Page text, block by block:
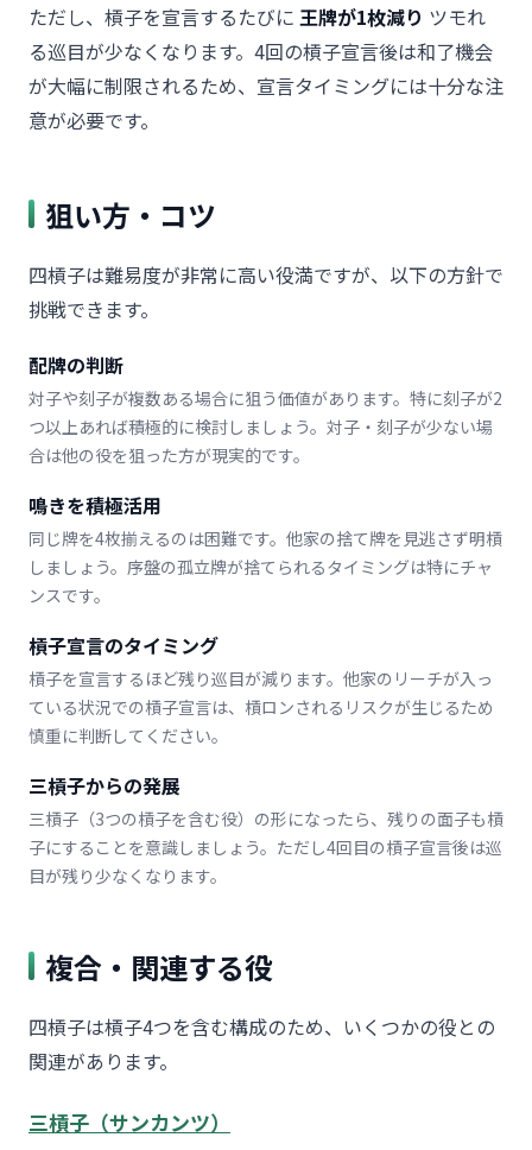
ただし、槓子を宣言するたびに 王牌が1枚減り ツモれ
る巡目が少なくなります。4回の槓子宣言後は和了機会
が大幅に制限されるため、宣言タイミングには十分な注
意が必要です。
狙い方・コツ
四槓子は難易度が非常に高い役満ですが、以下の方針で
挑戦できます。
配牌の判断
対子や刻子が複数ある場合に狙う価値があります。特に刻子が2
つ以上あれば積極的に検討しましょう。対子・刻子が少ない場
合は他の役を狙った方が現実的です。
鳴きを積極活用
同じ牌を4枚揃えるのは困難です。他家の捨て牌を見逃さず明槓
しましょう。序盤の孤立牌が捨てられるタイミングは特にチャ
ンスです。
槓子宣言のタイミング
槓子を宣言するほど残り巡目が減ります。他家のリーチが入っ
ている状況での槓子宣言は、槓ロンされるリスクが生じるため
慎重に判断してください。
三槓子からの発展
三槓子（3つの槓子を含む役）の形になったら、残りの面子も槓
子にすることを意識しましょう。ただし4回目の槓子宣言後は巡
目が残り少なくなります。
複合・関連する役
四槓子は槓子4つを含む構成のため、いくつかの役との
関連があります。
三槓子（サンカンツ）